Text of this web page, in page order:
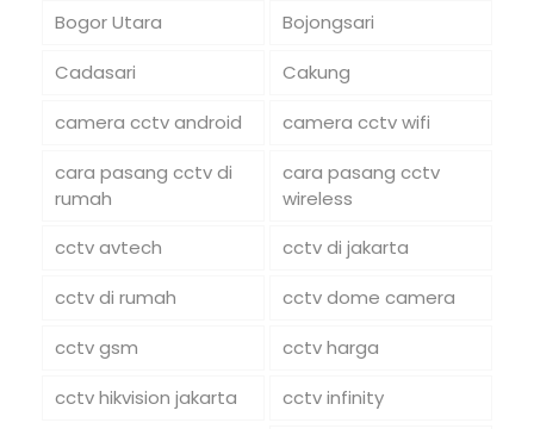
Bogor Utara
Bojongsari
Cadasari
Cakung
camera cctv android
camera cctv wifi
cara pasang cctv di
rumah
cara pasang cctv
wireless
cctv avtech
cctv di jakarta
cctv di rumah
cctv dome camera
cctv gsm
cctv harga
cctv hikvision jakarta
cctv infinity